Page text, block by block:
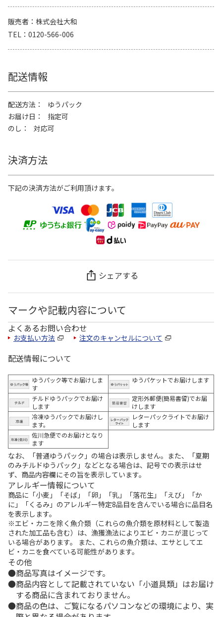
販売者
株式会社大和
TEL
0120-566-006
配送情報
配送方法
ゆうパック
お届け日
指定可
のし
対応可
決済方法
下記の決済方法がご利用頂けます。
シェアする
マークや記載内容について
よくあるお問い合わせ
お支払い方法 注文のキャンセルについて
配送情報について
ゆうパック等でお届けしま
す
ゆうパケットでお届けします
チルドゆうパックでお届け
します
定形外郵便(簡易書留)でお届
けします
冷凍ゆうパックでお届けし
ます。
レターパックライトでお届け
します
佐川急便でのお届けとなり
ます
なお、「普通ゆうパック」の場合は表示しません。また、「夏期
のみチルドゆうパック」などとなる場合は、記号での表示はせ
ず、商品内容欄にその旨を表示しています。
アレルギー情報について
商品に「小麦」「そば」「卵」「乳」「落花生」「えび」「か
に」「くるみ」のアレルギー特定8品目を含んでいる場合に品目名
を表示します。
※エビ・カニを除く魚介類（これらの魚介類を原材料として製造
された加工品も含む）は、漁獲漁法によりエビ・カニが混じって
いる場合があります。 また、これらの魚介類は、エサとしてエ
ビ・カニを食べている可能性があります。
その他
商品写真はイメージです。
商品内容として記載されていない「小道具類」はお届け
する商品に含まれておりません。
商品の色は、ご覧になるパソコンなどの環境により、実